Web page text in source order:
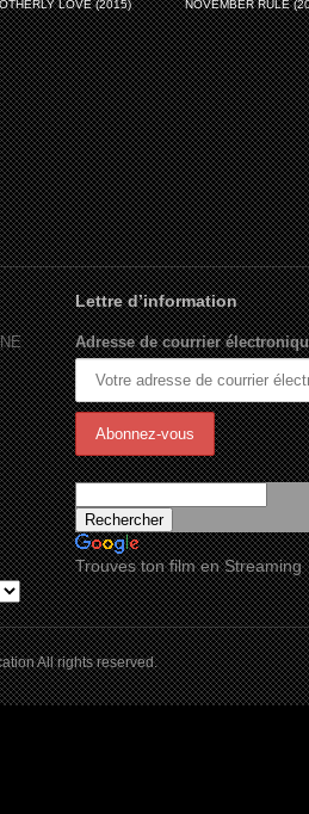
LOVE (2015) NOVEMBER RULE
Lettre d’information
Adresse de courrier
Trouves ton film en Streaming
All rights reserved.